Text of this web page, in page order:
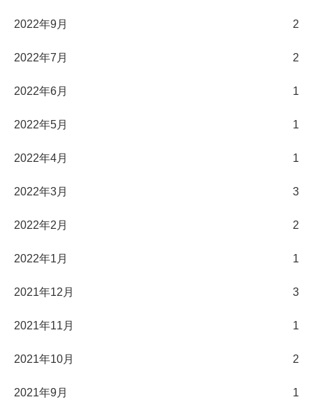
2022年9月 2
2022年7月 2
2022年6月 1
2022年5月 1
2022年4月 1
2022年3月 3
2022年2月 2
2022年1月 1
2021年12月 3
2021年11月 1
2021年10月 2
2021年9月 1